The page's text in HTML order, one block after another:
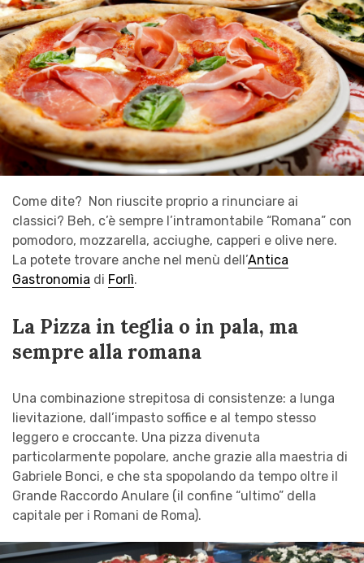
Come dite? Non riuscite proprio a rinunciare ai
classici? Beh, c’è sempre l’intramontabile “Romana” con
pomodoro, mozzarella, acciughe, capperi e olive nere.
La potete trovare anche nel menù dell’Antica
Gastronomia di Forlì.
La Pizza in teglia o in pala, ma
sempre alla romana
Una combinazione strepitosa di consistenze: a lunga
lievitazione, dall’impasto soffice e al tempo stesso
leggero e croccante. Una pizza divenuta
particolarmente popolare, anche grazie alla maestria di
Gabriele Bonci, e che sta spopolando da tempo oltre il
Grande Raccordo Anulare (il confine “ultimo” della
capitale per i Romani de Roma).